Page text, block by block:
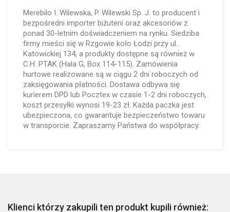
Merebilo I. Wilewska, P. Wilewski Sp. J. to producent i
bezpośredni importer biżuterii oraz akcesoriów z
ponad 30-letnim doświadczeniem na rynku. Siedziba
firmy mieści się w Rzgowie koło Łodzi przy ul.
Katowickiej 134, a produkty dostępne są również w
C.H. PTAK (Hala G, Box 114-115). Zamówienia
hurtowe realizowane są w ciągu 2 dni roboczych od
zaksięgowania płatności. Dostawa odbywa się
kurierem DPD lub Pocztex w czasie 1-2 dni roboczych,
koszt przesyłki wynosi 19-23 zł. Każda paczka jest
ubezpieczona, co gwarantuje bezpieczeństwo towaru
w transporcie. Zapraszamy Państwa do współpracy.
Klienci którzy zakupili ten produkt kupili również: